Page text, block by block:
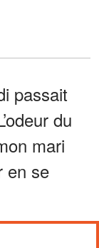
passait
du
mari
en se